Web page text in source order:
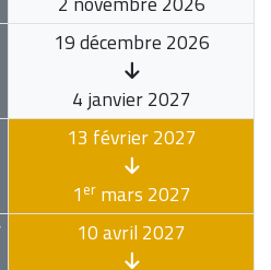
19 décembre 2026
4 janvier 2027
13 février 2027
1ermars 2027
10 avril 2027